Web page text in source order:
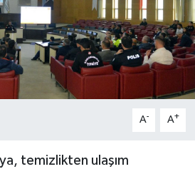
A- A+
temizlikten ulaşım